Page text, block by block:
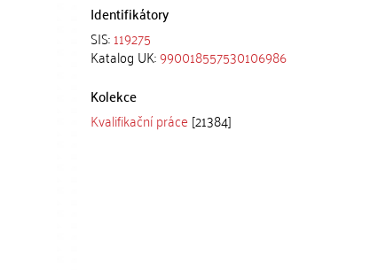
Identifikátory
SIS:119275
Katalog UK:990018557530106986
Kolekce
Kvalifikační práce [21384]